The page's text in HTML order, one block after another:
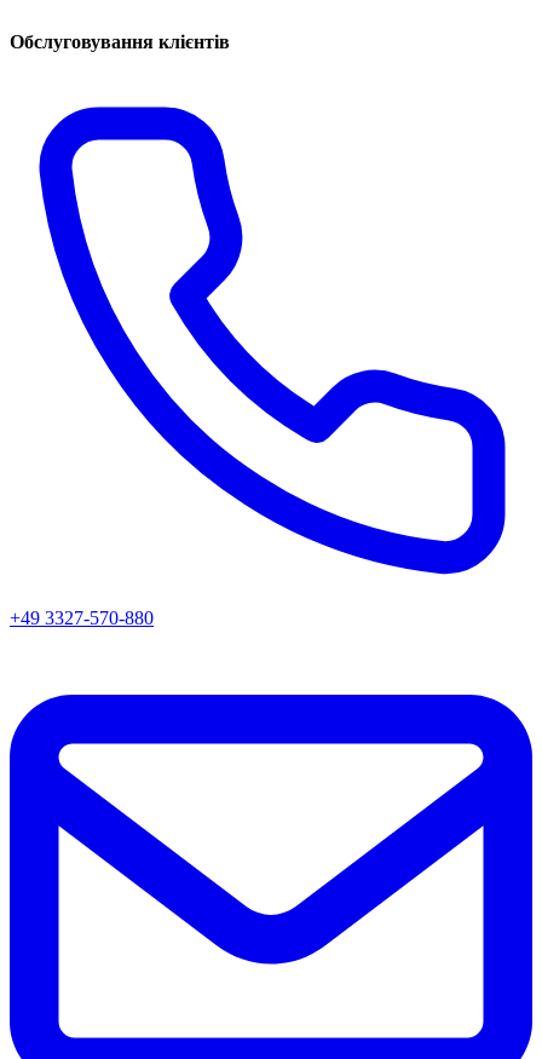
Обслуговування клієнтів
+49 3327-570-880